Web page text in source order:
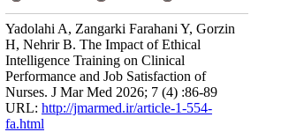
Yadolahi A, Zangarki Farahani Y, Gorzin
H, Nehrir B. The Impact of Ethical
Intelligence Training on Clinical
Performance and Job Satisfaction of
Nurses. J Mar Med 2026; 7 (4) :86-89
URL: http://jmarmed.ir/article-1-554-
fa.html